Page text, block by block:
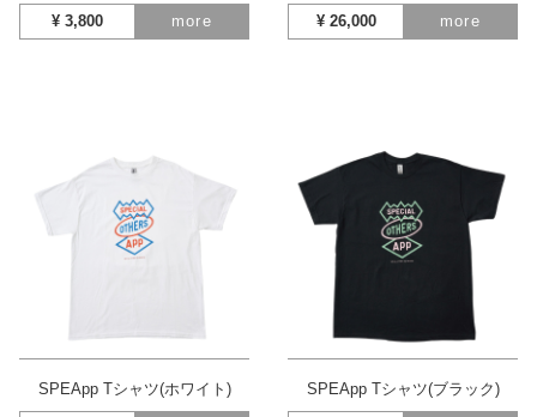
¥ 3,800 more ¥ 26,000 more
SPEApp Tシャツ(ホワイト) SPEApp Tシャツ(ブラック)